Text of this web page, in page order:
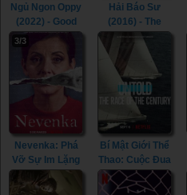
Ngủ Ngon Oppy
(2022) - Good
Night Oppy
(2022)
Hải Báo Sư
(2016) - The
Posterist (2016)
3/3
Nevenka: Phá
Vỡ Sự Im Lặng
Nevenka:
Bí Mật Giới Thể
Thao: Cuộc Đua
Thế Kỷ (2022) -
Untold: The